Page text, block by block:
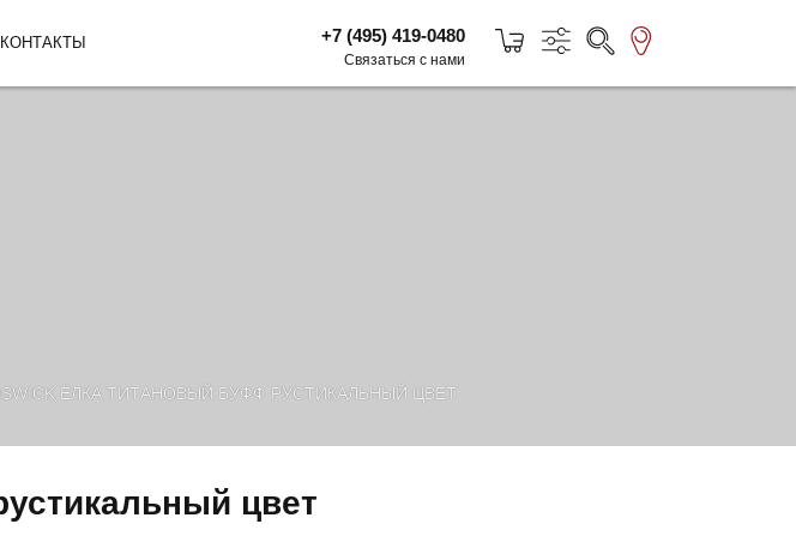
КОНТАКТЫ +7 (495) 419-0480
Связаться с нами
ЁЛКА ТИТАНОВЫЙ БУФФ РУСТИКАЛЬНЫЙ ЦВЕТ
цвет